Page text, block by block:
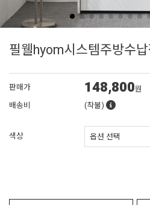
필웰hyom시스템주방수
판매가 148,800원
배송비
(착불)
색상